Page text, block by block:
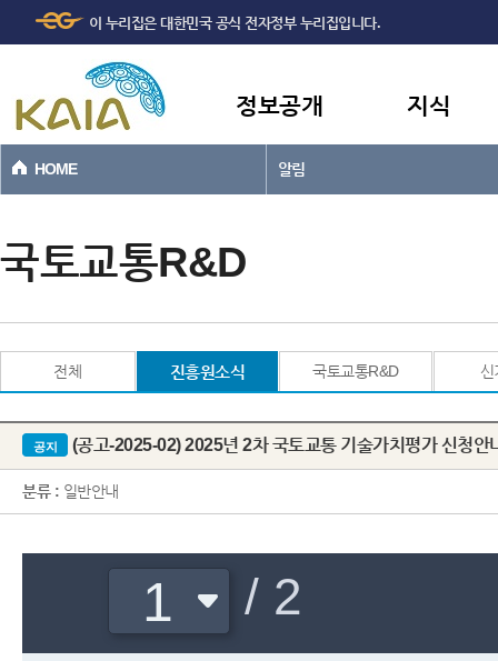
본문바로가기
이 누리집은 대한민국 공식 전자정부 누리집입니다.
정보공개 지식
HOME 알림
국토교통R&D
전체 진흥원소식 국토교통R&D 신
공지 (공고-2025-02) 2025년 2차 국토교통 기술가치평가 신청안
분류 : 일반안내